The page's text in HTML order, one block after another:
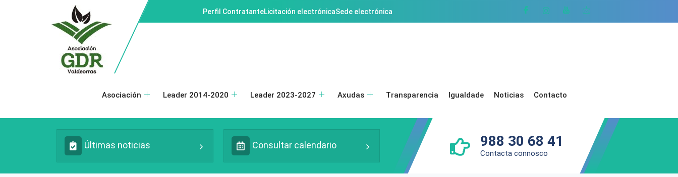
Perfil ContratanteLicitación electrónicaSede electrónica
Asociación Leader 2014-2020 Leader 2023-2027 Axudas Transparencia Igualdade Noticias Contacto
Últimas noticias Consultar calendario 988 30 68 41
Contacta connosco